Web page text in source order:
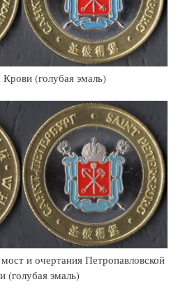
(голубая эмаль)
и очертания Петропавловской
(голубая эмаль)